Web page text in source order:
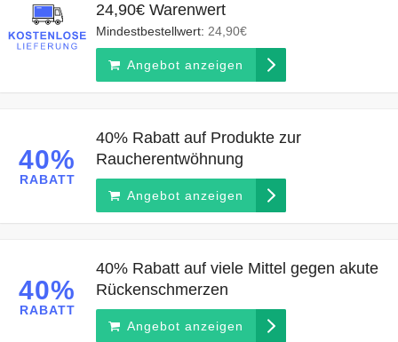
24,90€ Warenwert
Mindestbestellwert: 24,90€
Angebot anzeigen
40%
RABATT
40% Rabatt auf Produkte zur
Raucherentwöhnung
Angebot anzeigen
40%
RABATT
40% Rabatt auf viele Mittel gegen akute
Rückenschmerzen
Angebot anzeigen